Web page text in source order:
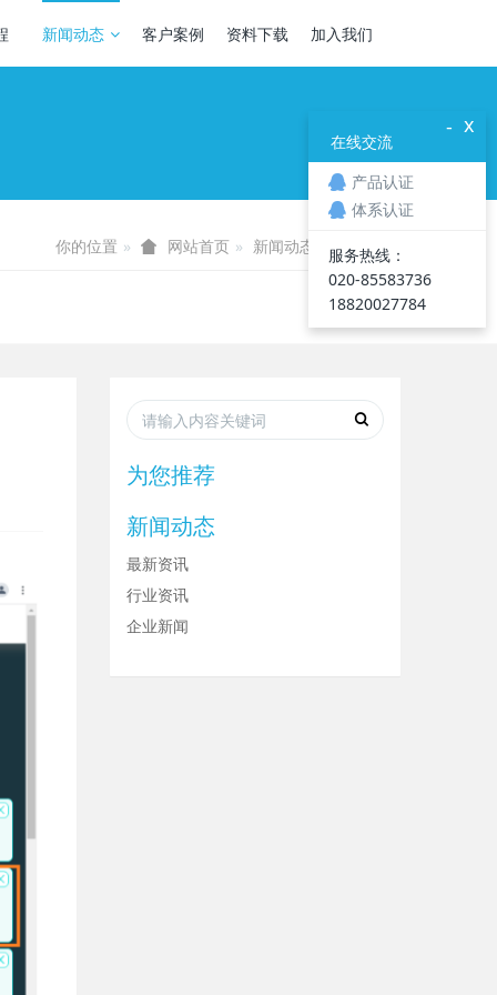
新闻动态 客户案例 资料下载 加入我们
你的位置 网站首页 新闻动态 行业资讯
为您推荐
新闻动态
最新资讯
行业资讯
企业新闻
x
-
在线交流
产品认证
体系认证
服务热线：
020-85583736
18820027784